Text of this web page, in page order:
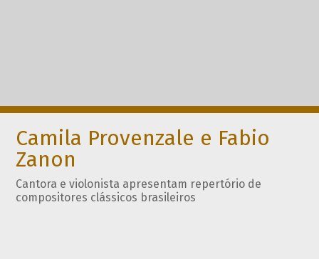
Camila Provenzale e Fabio
Zanon
Cantora e violonista apresentam repertório de
compositores clássicos brasileiros